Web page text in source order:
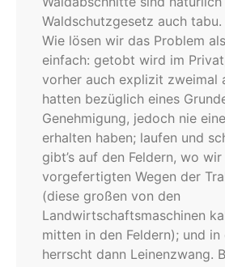
Waldschutzgesetz auch tabu.
Wie lösen wir das Problem
einfach: getobt wird im
vorher auch explizit zweimal
hatten bezüglich eines
Genehmigung, jedoch nie
erhalten haben; laufen und
gibt’s auf den Feldern, wo wir
vorgefertigten Wegen der
(diese großen von den
Landwirtschaftsmaschinen
mitten in den Feldern); und
herrscht dann Leinenzwang.